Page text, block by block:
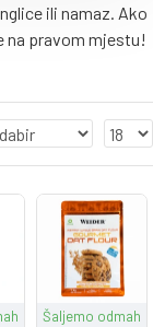
ili namaz. Ako
na pravom mjestu!
Šaljemo odmah